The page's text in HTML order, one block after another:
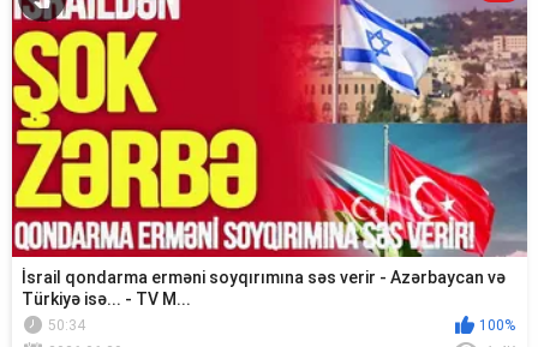
İsrail qondarma erməni soyqırımına səs verir - Azərbaycan və
Türkiyə isə... - TV M...
50:34
100%